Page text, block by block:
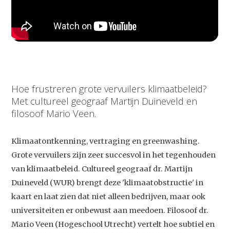
Hoe frustreren grote vervuilers klimaatbeleid?
Met cultureel geograaf Martijn Duineveld en
filosoof Mario Veen.
Klimaatontkenning, vertraging en greenwashing.
Grote vervuilers zijn zeer succesvol in het tegenhouden
van klimaatbeleid. Cultureel geograaf dr. Martijn
Duineveld (WUR) brengt deze 'klimaatobstructie' in
kaart en laat zien dat niet alleen bedrijven, maar ook
universiteiten er onbewust aan meedoen. Filosoof dr.
Mario Veen (Hogeschool Utrecht) vertelt hoe subtiel en